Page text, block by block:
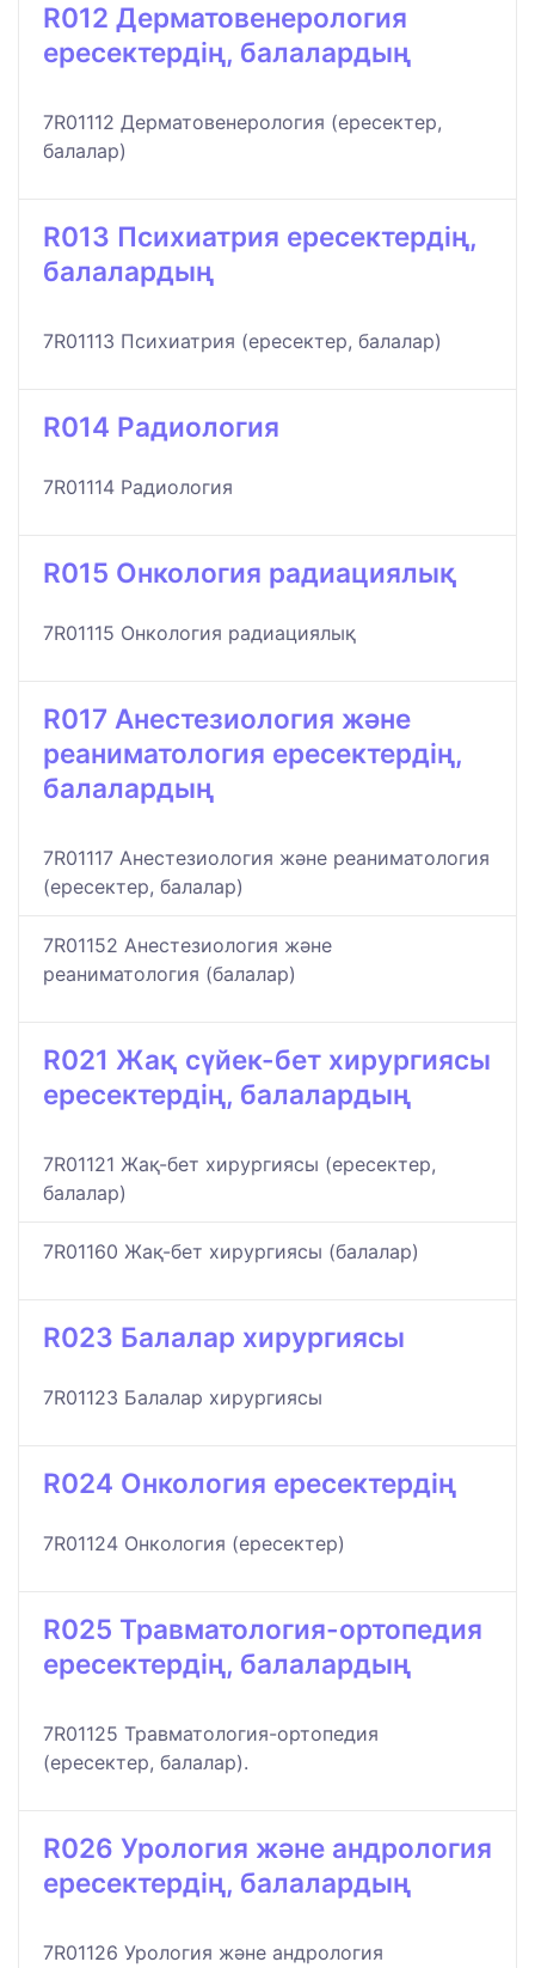
R012 Дерматовенерология
ересектердің, балалардың
7R01112 Дерматовенерология (ересектер,
балалар)
R013 Психиатрия ересектердің,
балалардың
7R01113 Психиатрия (ересектер, балалар)
R014 Радиология
7R01114 Радиология
R015 Онкология радиациялық
7R01115 Онкология радиациялық
R017 Анестезиология және
реаниматология ересектердің,
балалардың
7R01117 Анестезиология және реаниматология
(ересектер, балалар)
7R01152 Анестезиология және
реаниматология (балалар)
R021 Жақ сүйек-бет хирургиясы
ересектердің, балалардың
7R01121 Жақ-бет хирургиясы (ересектер,
балалар)
7R01160 Жақ-бет хирургиясы (балалар)
R023 Балалар хирургиясы
7R01123 Балалар хирургиясы
R024 Онкология ересектердің
7R01124 Онкология (ересектер)
R025 Травматология-ортопедия
ересектердің, балалардың
7R01125 Травматология-ортопедия
(ересектер, балалар).
R026 Урология және андрология
ересектердің, балалардың
7R01126 Урология және андрология